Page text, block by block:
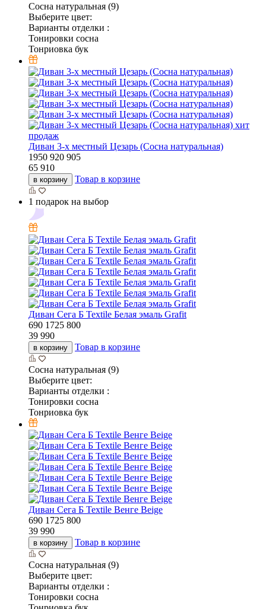
Сосна натуральная (9)
Выберите цвет:
Варианты отделки :
Тонировки сосна
Тонриовка бук
хит
продаж
Диван 3-х местный Цезарь (Сосна натуральная)
1950 920 905
65 910
в корзину Товар в корзине
1 подарок на выбор
Диван Сега Б Textile Белая эмаль Grafit
690 1725 800
39 990
в корзину Товар в корзине
Сосна натуральная (9)
Выберите цвет:
Варианты отделки :
Тонировки сосна
Тонриовка бук
Диван Сега Б Textile Венге Beige
690 1725 800
39 990
в корзину Товар в корзине
Сосна натуральная (9)
Выберите цвет:
Варианты отделки :
Тонировки сосна